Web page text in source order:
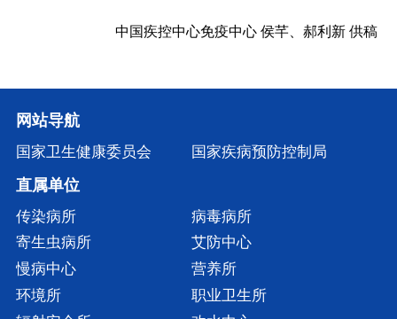
中国疾控中心免疫中心 侯芊、郝利新 供稿
网站导航
国家卫生健康委员会 国家疾病预防控制局
直属单位
传染病所
病毒病所
寄生虫病所
艾防中心
慢病中心
营养所
环境所
职业卫生所